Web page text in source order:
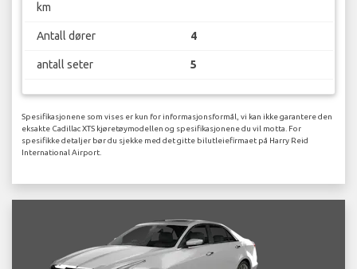
km
Antall dører 4
antall seter 5
Spesifikasjonene som vises er kun for informasjonsformål, vi kan ikke garantere den
eksakte Cadillac XTS kjøretøymodellen og spesifikasjonene du vil motta. For
spesifikke detaljer bør du sjekke med det gitte bilutleiefirmaet på Harry Reid
International Airport.